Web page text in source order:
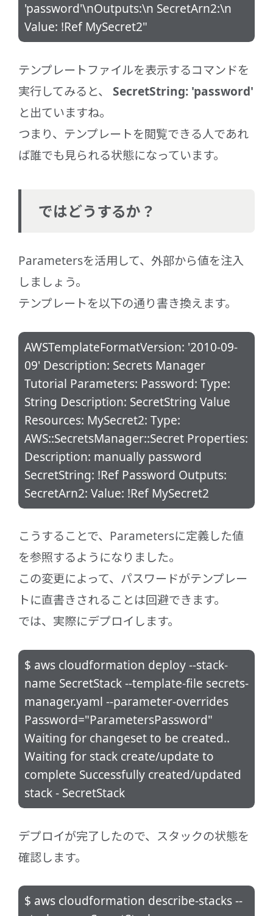
'password'\nOutputs:\n SecretArn2:\n
Value: !Ref MySecret2"
テンプレートファイルを表示するコマンドを
実行してみると、 SecretString: 'password'
と出ていますね。
つまり、テンプレートを閲覧できる人であれ
ば誰でも見られる状態になっています。
ではどうするか？
Parametersを活用して、外部から値を注入
しましょう。
テンプレートを以下の通り書き換えます。
AWSTemplateFormatVersion: '2010-09-
09' Description: Secrets Manager
Tutorial Parameters: Password: Type:
String Description: SecretString Value
Resources: MySecret2: Type:
AWS::SecretsManager::Secret Properties:
Description: manually password
SecretString: !Ref Password Outputs:
SecretArn2: Value: !Ref MySecret2
こうすることで、Parametersに定義した値
を参照するようになりました。
この変更によって、パスワードがテンプレー
トに直書きされることは回避できます。
では、実際にデプロイします。
$ aws cloudformation deploy --stack-
name SecretStack --template-file secrets-
manager.yaml --parameter-overrides
Password="ParametersPassword"
Waiting for changeset to be created..
Waiting for stack create/update to
complete Successfully created/updated
stack - SecretStack
デプロイが完了したので、スタックの状態を
確認します。
$ aws cloudformation describe-stacks --